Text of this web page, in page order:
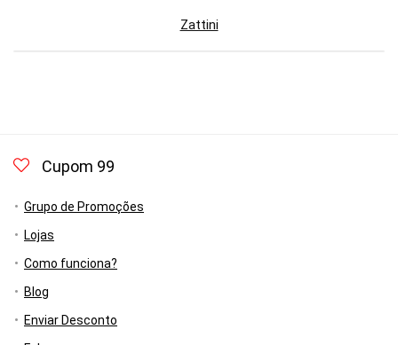
Zattini
Cupom 99
Grupo de Promoções
Lojas
Como funciona?
Blog
Enviar Desconto